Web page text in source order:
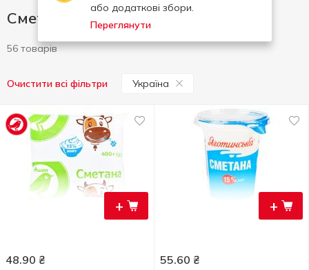
або додаткові збори.
Переглянути
Сметана Україна
56 товарів
Очистити всі фільтри Україна
+
48.90 ₴
+
55.60 ₴